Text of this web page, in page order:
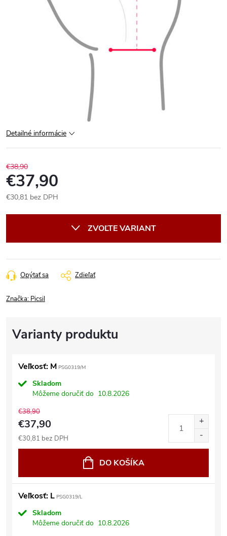
Detailné informácie
€38,90
€37,90
€30,81 bez DPH
ZVOĽTE VARIANT
Opýtať sa Zdieľať
Značka: Picsil
Veľkosť: M PSG0319/M
Skladom
Môžeme doručiť do 10.8.2026
€38,90
€37,90
€30,81 bez DPH
DO KOŠÍKA
Veľkosť: L PSG0319/L
Skladom
Môžeme doručiť do 10.8.2026